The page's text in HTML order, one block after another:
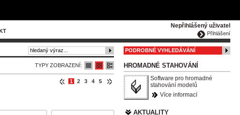
Nepřihlášený uživatel
Přihlášení
TYPY ZOBRAZENÍ:
1 2 3 4 5
PODROBNÉ VYHLEDÁVÁNÍ
HROMADNÉ STAHOVÁNÍ
Software pro hromadné
stahování modelů
Více informací
AKTUALITY